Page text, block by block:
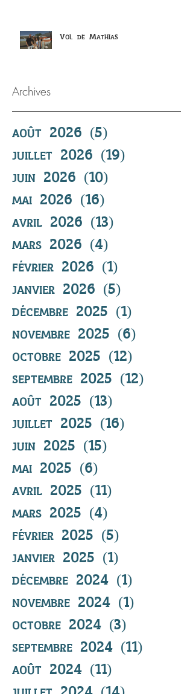
Vol de Mathias
Archives
août 2026 (5)
juillet 2026 (19)
juin 2026 (10)
mai 2026 (16)
avril 2026 (13)
mars 2026 (4)
février 2026 (1)
janvier 2026 (5)
décembre 2025 (1)
novembre 2025 (6)
octobre 2025 (12)
septembre 2025 (12)
août 2025 (13)
juillet 2025 (16)
juin 2025 (15)
mai 2025 (6)
avril 2025 (11)
mars 2025 (4)
février 2025 (5)
janvier 2025 (1)
décembre 2024 (1)
novembre 2024 (1)
octobre 2024 (3)
septembre 2024 (11)
août 2024 (11)